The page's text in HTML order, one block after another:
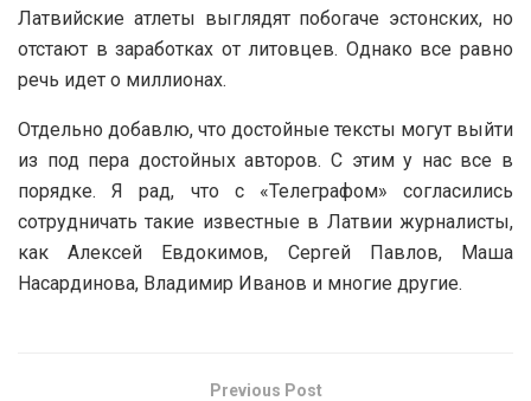
Латвийские атлеты выглядят побогаче эстонских, но
отстают в заработках от литовцев. Однако все равно
речь идет о миллионах.
Отдельно добавлю, что достойные тексты могут выйти
из под пера достойных авторов. С этим у нас все в
порядке. Я рад, что с «Телеграфом» согласились
сотрудничать такие известные в Латвии журналисты,
как Алексей Евдокимов, Сергей Павлов, Маша
Насардинова, Владимир Иванов и многие другие.
Previous Post